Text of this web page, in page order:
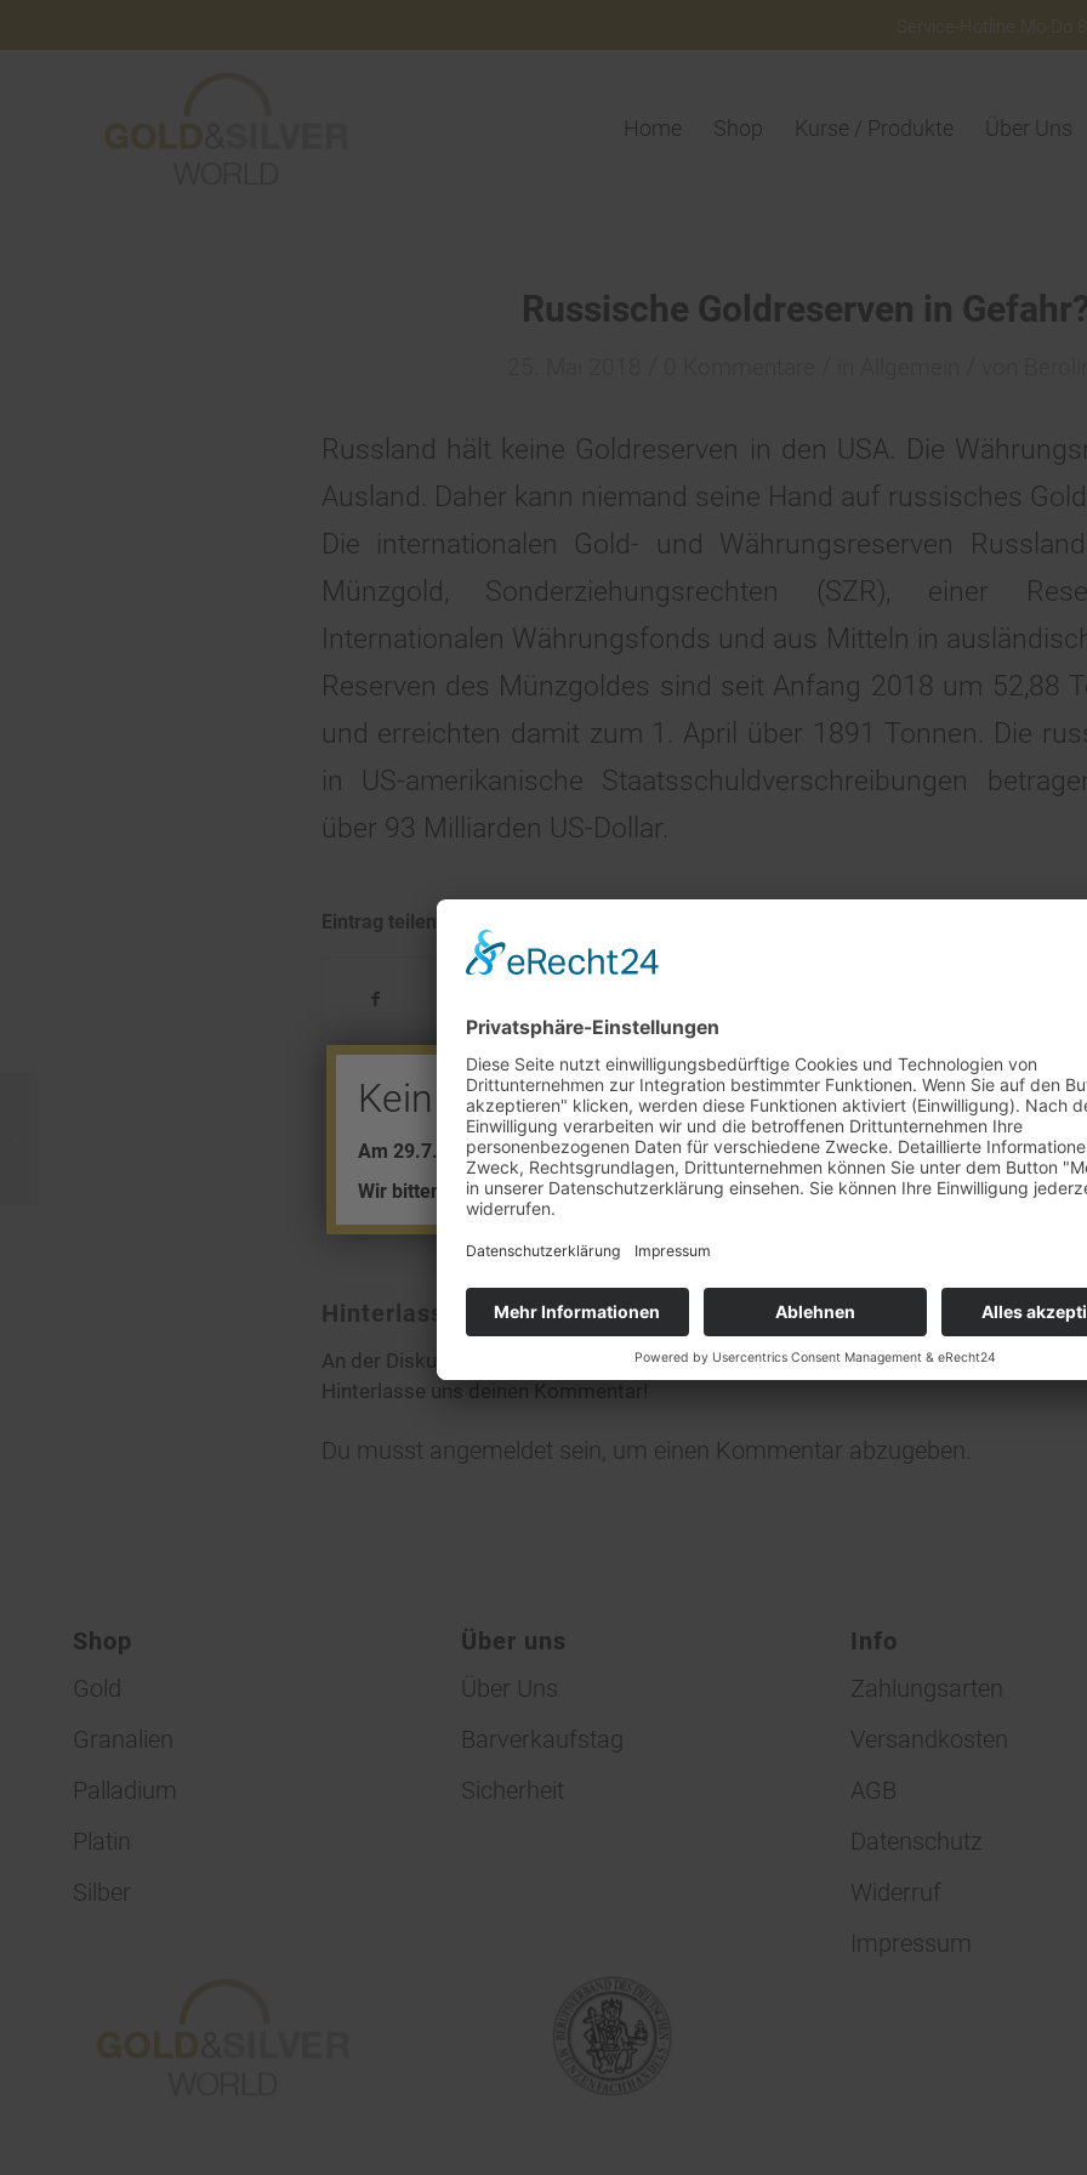
Service-Hotline Mo-Do
Home Shop Kurse / Produkte Über Uns
Russische Goldreserven in
Russland hält keine Goldreserven in den USA. Die
Ausland. Daher kann niemand seine Hand auf russisches
Die internationalen Gold- und Währungsreserven
Münzgold, Sonderziehungsrechten (SZR), einer
Internationalen Währungsfonds und aus Mitteln in
Reserven des Münzgoldes sind seit Anfang 2018 um 52,88
und erreichten damit zum 1. April über 1891 Tonnen. Die
in US-amerikanische Staatsschuldverschreibungen
über 93 Milliarden US-Dollar.
Eintrag teilen
0
Hinterlasse einen Kommentar
An der Diskussion beteiligen?
Hinterlasse uns deinen Kommentar!
Du musst angemeldet sein, um einen Kommentar abzugeben.
Shop
Gold
Granalien
Palladium
Platin
Silber
Über uns
Über Uns
Barverkaufstag
Sicherheit
Info
Zahlungsarten
Versandkosten
AGB
Datenschutz
Widerruf
Impressum
Kein Barverkaufstag am 29.7. + 5.8.
Am 29.7. + 5.8. findet unser Barverkaufstag in Rheinstetten leider nicht statt.
Wir bitten um Ihr Verständnis!